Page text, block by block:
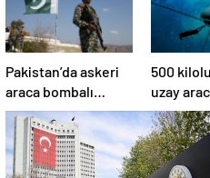
Pakistan’da askeri
araca bombalı
saldırı düzenlendi
500
uzay
risk